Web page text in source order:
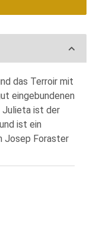
das Terroir mit
eingebundenen
Julieta ist der
ist ein
Josep Foraster